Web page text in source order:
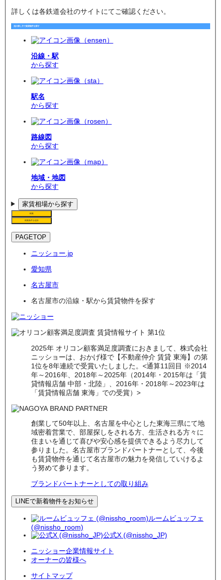
詳しくは各鉄道会社のサイトにてご確認ください。
他の探し方で賃貸物件を探す
沿線・駅
から探す
駅名
から探す
路線図
から探す
地域・地図
から探す
家賃相場から探す
検索
検索条件を追加
PAGETOP
ニッショー.jp
愛知県
名古屋市
名古屋市の沿線・駅から賃貸物件を探す
2025年 オリコン顧客満足度調査におきまして、株式会社
ニッショーは、おかげ様で【不動産仲介 賃貸 東海】の第
1位を8年連続で受賞いたしました。<通算11回目 ※2014
年～2016年、2018年～2025年（2014年・2015年は「賃
貸情報店舗 中部・北陸」、2016年・2018年～2023年は
「賃貸情報店舗 東海」での受賞）>
創業して50年以上、名古屋を中心とした東海三県にて地
域密着営業で、部屋探しをされる方、生活される方々に
住まいを通じて喜びや安心感を提供できるよう尽力して
参りました。名古屋市ブランドパートナーとして、今後
も賃貸物件を通じて名古屋市の魅力を発信していけるよ
う努めて参ります。
ブランドパートナーとしての取り組み
LINEで新着物件をお知らせ
ルームビュッフェ
(@nissho_room)
公式X (@nissho_JP)
ニッショー企業情報サイト
オーナーの皆様へ
サイトマップ